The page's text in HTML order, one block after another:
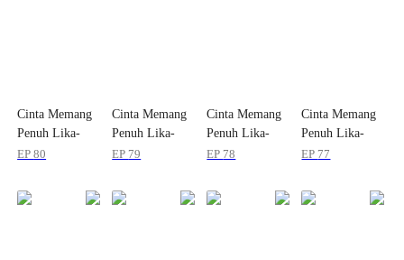
Cinta Memang
Penuh Lika-
Liku
EP80
Cinta Memang
Penuh Lika-
Liku
EP 79
Cinta Memang
Penuh Lika-
Liku
EP 78
Cinta Memang
Penuh Lika-
Liku
EP 77